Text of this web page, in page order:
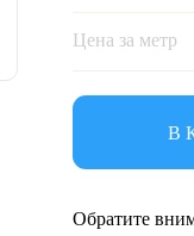
Цена за метр
В
Обратите